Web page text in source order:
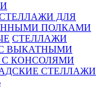
ДЛЯ
ПОЛКАМИ
СТЕЛЛАЖИ
ВЫКАТНЫМИ
КОНСОЛЯМИ
СТЕЛЛАЖИ